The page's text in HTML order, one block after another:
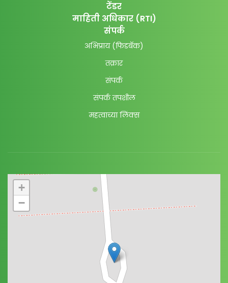
टेंडर
माहिती अधिकार (RTI)
संपर्क
अभिप्राय (फिडबॅक)
तक्रार
संपर्क
संपर्क तपशील
महत्वाच्या लिंक्स
+
−